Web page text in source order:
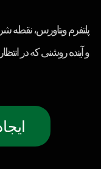
پلتفرم ویتاورس، نقطه
و آینده روشنی که در